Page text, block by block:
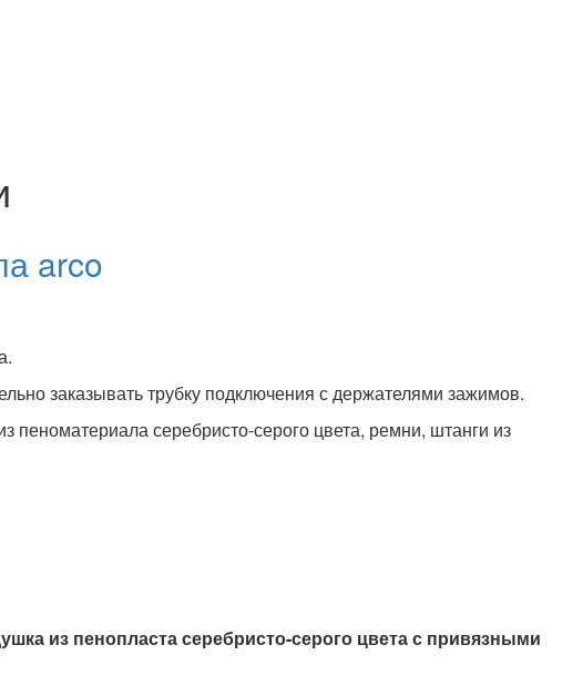
arco
заказывать трубку подключения с держателями зажимов.
пеноматериала серебристо-серого цвета, ремни, штанги из
из пенопласта серебристо-серого цвета с привязными